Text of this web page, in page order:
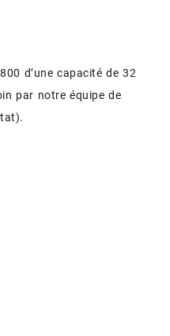
d’une capacité de 32
par notre équipe de